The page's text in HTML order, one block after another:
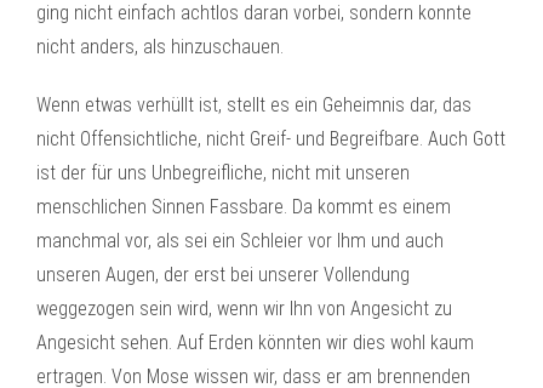
ging nicht einfach achtlos daran vorbei, sondern konnte
nicht anders, als hinzuschauen.
Wenn etwas verhüllt ist, stellt es ein Geheimnis dar, das
nicht Offensichtliche, nicht Greif- und Begreifbare. Auch Gott
ist der für uns Unbegreifliche, nicht mit unseren
menschlichen Sinnen Fassbare. Da kommt es einem
manchmal vor, als sei ein Schleier vor Ihm und auch
unseren Augen, der erst bei unserer Vollendung
weggezogen sein wird, wenn wir Ihn von Angesicht zu
Angesicht sehen. Auf Erden könnten wir dies wohl kaum
ertragen. Von Mose wissen wir, dass er am brennenden